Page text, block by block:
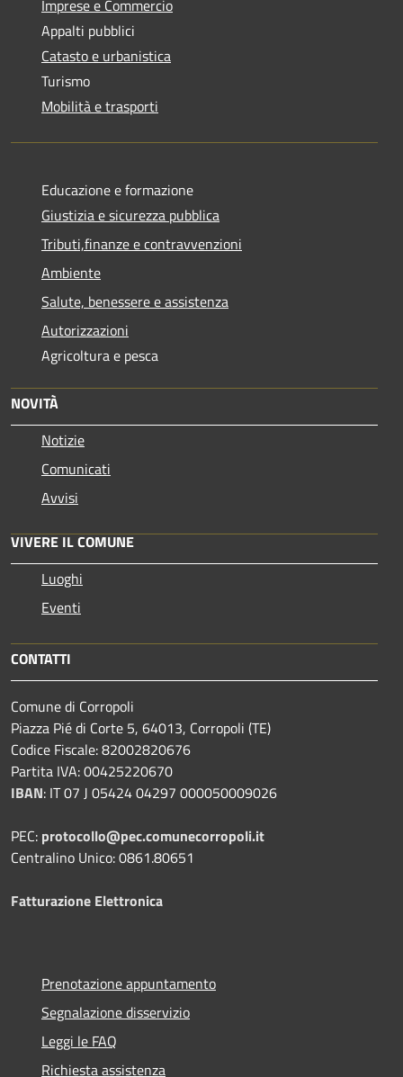
Imprese e Commercio
Appalti pubblici
Catasto e urbanistica
Turismo
Mobilità e trasporti
Educazione e formazione
Giustizia e sicurezza pubblica
Tributi,finanze e contravvenzioni
Ambiente
Salute, benessere e assistenza
Autorizzazioni
Agricoltura e pesca
NOVITÀ
Notizie
Comunicati
Avvisi
VIVERE IL COMUNE
Luoghi
Eventi
CONTATTI
Comune di Corropoli
Piazza Pié di Corte 5, 64013, Corropoli (TE)
Codice Fiscale: 82002820676
Partita IVA: 00425220670
IBAN: IT 07 J 05424 04297 000050009026
PEC: protocollo@pec.comunecorropoli.it
Centralino Unico: 0861.80651
Fatturazione Elettronica
Prenotazione appuntamento
Segnalazione disservizio
Leggi le FAQ
Richiesta assistenza